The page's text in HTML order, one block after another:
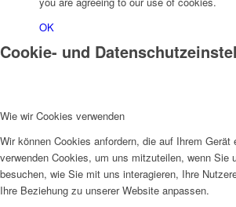
OK
Cookie- und
Wie wir Cookies verwenden
Wir können Cookies anfordern, die auf Ihrem Gerät
verwenden Cookies, um uns mitzuteilen, wenn Sie
besuchen, wie Sie mit uns interagieren, Ihre
Ihre Beziehung zu unserer Website anpassen.